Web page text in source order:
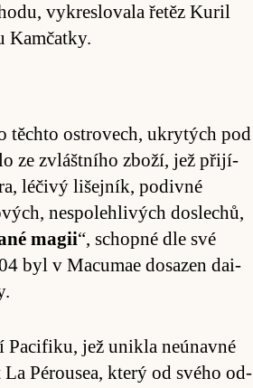
vy­kres­lovala ře­těz Ku­ril
Kam­čatky.
těchto os­t­rovech, ukrytých pod
ze zvlášt­ního zboží, jež při­jí­
lé­čivý li­šejník, po­divné
ne­spo­leh­livých do­slechů,
magii“, schopné dle své
byl v Macu­mae do­sazen dai­
jež unikla neú­navné
Pérou­sea, který od svého od­